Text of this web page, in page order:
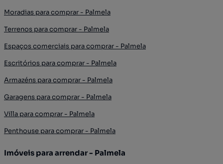
Moradias para comprar - Palmela
Terrenos para comprar - Palmela
Espaços comerciais para comprar - Palmela
Escritórios para comprar - Palmela
Armazéns para comprar - Palmela
Garagens para comprar - Palmela
Villa para comprar - Palmela
Penthouse para comprar - Palmela
Imóveis para arrendar - Palmela